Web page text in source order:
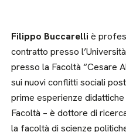
Filippo Buccarelli è
contratto presso
presso la Facoltà “Cesare
sui nuovi conflitti sociali
prime esperienze
Facoltà – è dottore di
la facoltà di scienze